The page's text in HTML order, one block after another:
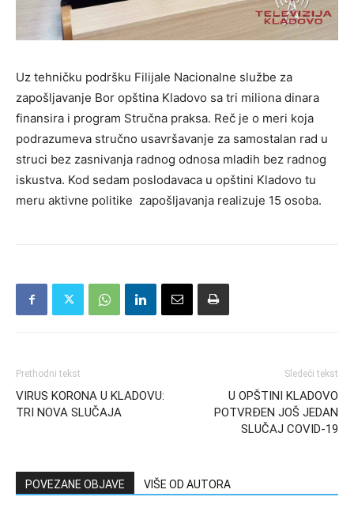
Uz tehničku podršku Filijale Nacionalne službe za
zapošljavanje Bor opština Kladovo sa tri miliona dinara
finansira i program Stručna praksa. Reč je o meri koja
podrazumeva stručno usavršavanje za samostalan rad u
struci bez zasnivanja radnog odnosa mladih bez radnog
iskustva. Kod sedam poslodavaca u opštini Kladovo tu
meru aktivne politike zapošljavanja realizuje 15 osoba.
Prethodni tekst
VIRUS KORONA U KLADOVU:
TRI NOVA SLUČAJA
Sledeći tekst
U OPŠTINI KLADOVO
POTVRĐEN JOŠ JEDAN
SLUČAJ COVID-19
POVEZANE OBJAVE VIŠE OD AUTORA